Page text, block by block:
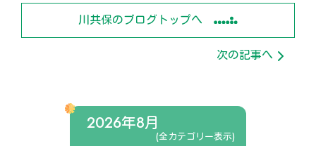
川共保のブログトップへ
次の記事へ
2026年8月
(全カテゴリー表示)